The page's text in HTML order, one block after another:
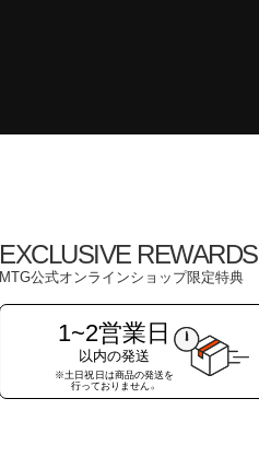
EXCLUSIVE REWARDS
MTG公式オンラインショップ限定特典
1~2営業日
以内の発送
※土日祝日は商品の発送を
行っておりません。